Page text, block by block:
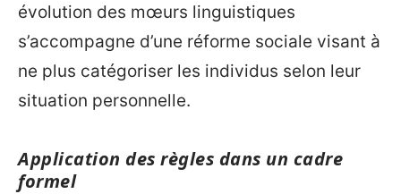
évolution des mœurs linguistiques
s’accompagne d’une réforme sociale visant à
ne plus catégoriser les individus selon leur
situation personnelle.
Application des règles dans un cadre
formel